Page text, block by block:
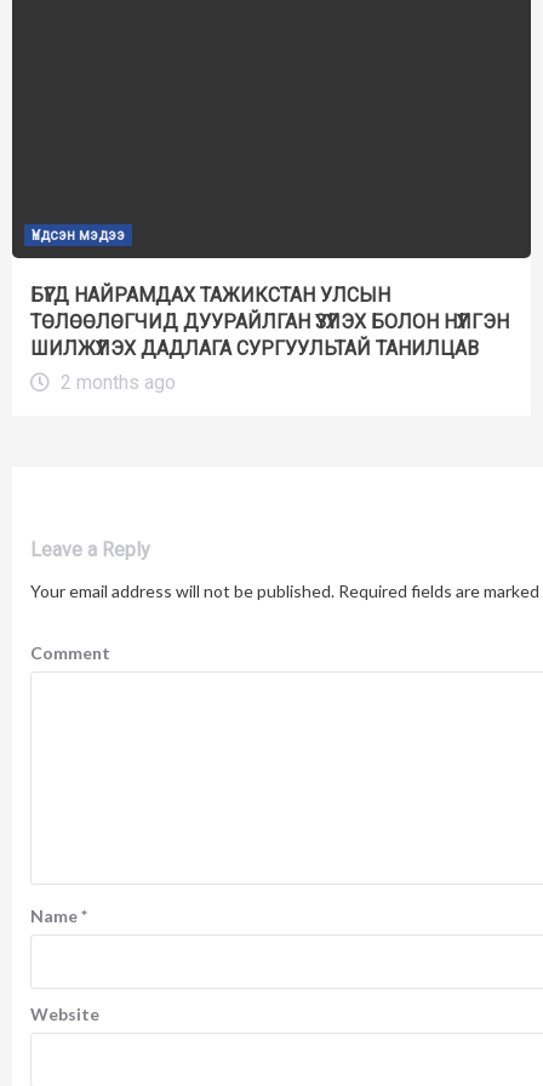
Үндсэн мэдээ
БҮГД НАЙРАМДАХ ТАЖИКСТАН УЛСЫН
ТӨЛӨӨЛӨГЧИД ДУУРАЙЛГАН ҮЗҮҮЛЭХ БОЛОН НҮҮЛГЭН
ШИЛЖҮҮЛЭХ ДАДЛАГА СУРГУУЛЬТАЙ ТАНИЛЦАВ
2 months ago
Leave a Reply
Your email address will not be published. Required fields are marked
Comment
Name*
Website